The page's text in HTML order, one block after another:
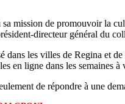
mission de promouvoir la
directeur général du
dans les villes de Regina et
en ligne dans les semaines à
de répondre à une